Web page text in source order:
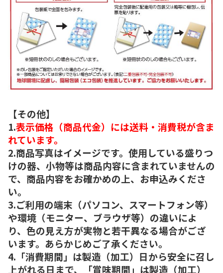
【その他】
1.表示価格（商品代金）には送料・消費税が含ま
れています。
2.商品写真はイメージです。使用している盛りつ
けの器、小物等は商品内容に含まれていませんの
で、商品内容をお確かめの上、お申込みくださ
い。
3.ご利用の端末（パソコン、スマートフォン等）
や環境（モニター、ブラウザ等）の違いによ
り、色の見え方が実物と若干異なる場合がござ
います。あらかじめご了承ください。
4.「消費期間」は製造（加工）日から安全に召し
上がれる日まで、「賞味期間」は製造（加工）